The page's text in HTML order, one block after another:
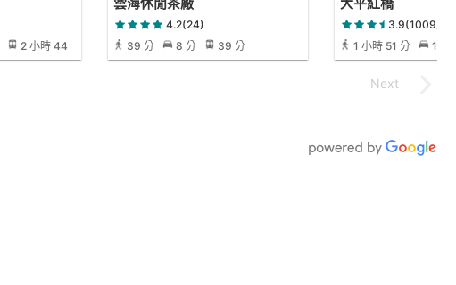
2 小時 44
4.2(24)
39 分
8 分 39 分
3.9(1009)
1 小時 51 分
18 分